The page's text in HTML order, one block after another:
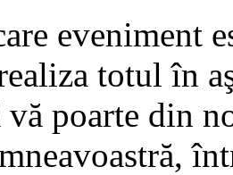
eveniment
totul în
vă poarte din